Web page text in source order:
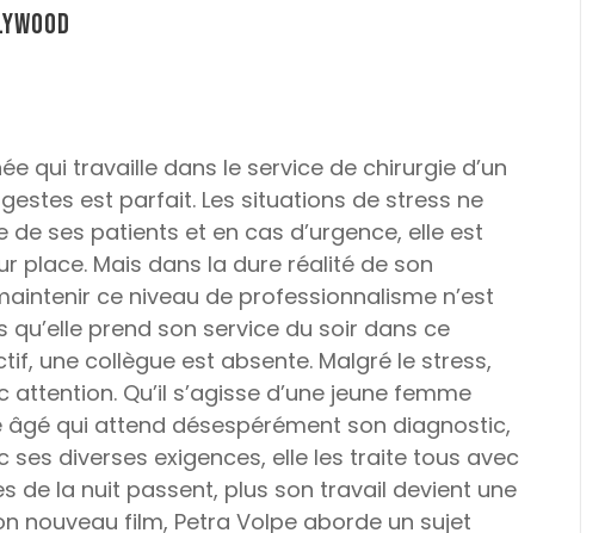
qui travaille dans le service de chirurgie d’un
est parfait. Les situations de stress ne
de ses patients et en cas d’urgence, elle est
place. Mais dans la dure réalité de son
ce niveau de professionnalisme n’est
prend son service du soir dans ce
une collègue est absente. Malgré le stress,
Qu’il s’agisse d’une jeune femme
âgé qui attend désespérément son diagnostic,
ses diverses exigences, elle les traite tous avec
de la nuit passent, plus son travail devient une
nouveau film, Petra Volpe aborde un sujet